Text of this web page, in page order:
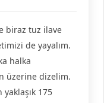
biraz tuz ilave
de yayalım.
halka
üzerine dizelim.
yaklaşık 175